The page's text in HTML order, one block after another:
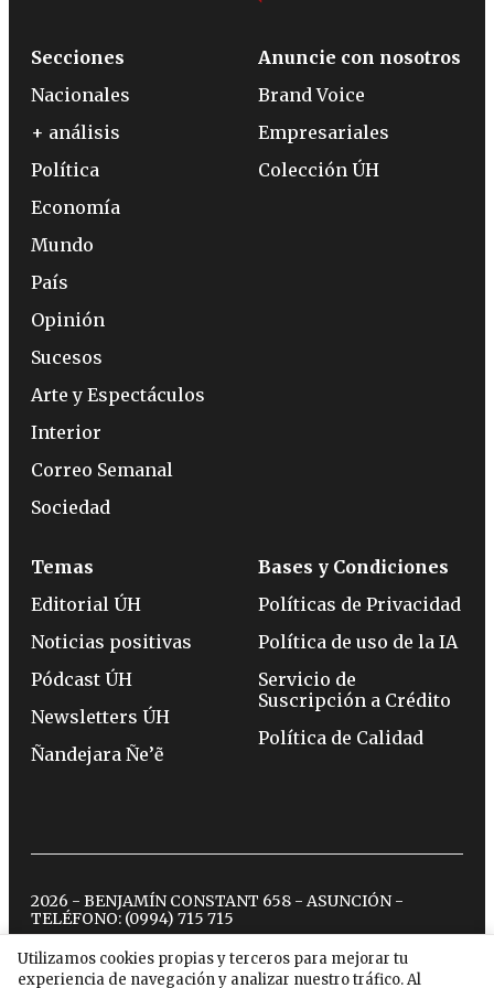
Utilizamos cookies propias y terceros para mejorar tu
experiencia de navegación y analizar nuestro tráfico. Al
Secciones
Nacionales
+ análisis
Política
Economía
Mundo
País
Opinión
Sucesos
Arte y Espectáculos
Interior
Correo Semanal
Sociedad
Anuncie con nosotros
Brand Voice
Empresariales
Colección ÚH
Temas
Editorial ÚH
Noticias positivas
Pódcast ÚH
Newsletters ÚH
Ñandejara Ñe’ẽ
Bases y Condiciones
Políticas de Privacidad
Política de uso de la IA
Servicio de
Suscripción a Crédito
Política de Calidad
2026 - BENJAMÍN CONSTANT 658 - ASUNCIÓN -
TELÉFONO: (0994) 715 715